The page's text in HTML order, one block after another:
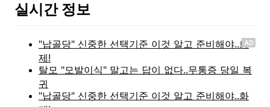
실시간 정보
AD